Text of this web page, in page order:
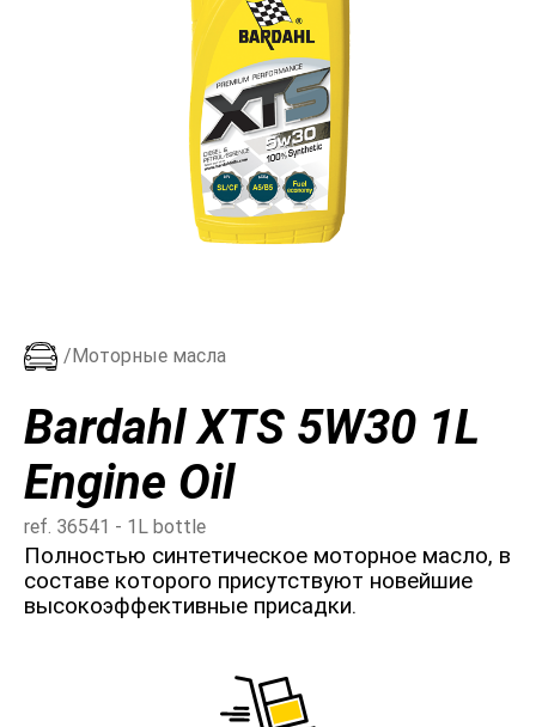
/Моторные масла
Bardahl XTS 5W30 1L
Engine Oil
ref. 36541 - 1L bottle
Полностью синтетическое моторное масло, в
составе которого присутствуют новейшие
высокоэффективные присадки.